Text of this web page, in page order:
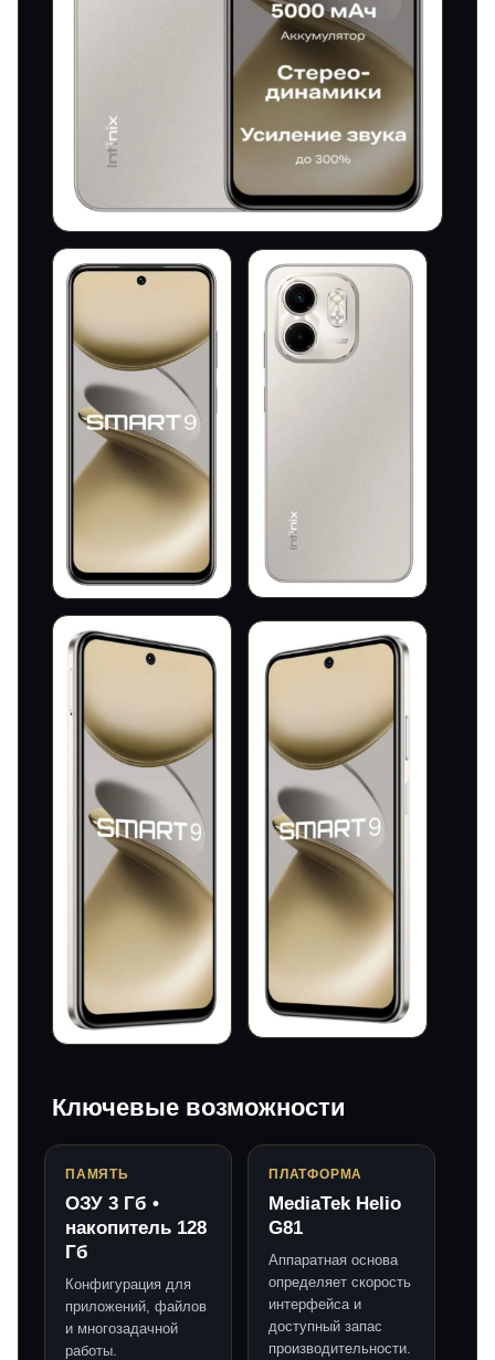
Ключевые возможности
ПАМЯТЬ
ОЗУ 3 Гб •
накопитель 128
Гб
Конфигурация для
приложений, файлов
и многозадачной
работы.
ПЛАТФОРМА
MediaTek Helio
G81
Аппаратная основа
определяет скорость
интерфейса и
доступный запас
производительности.